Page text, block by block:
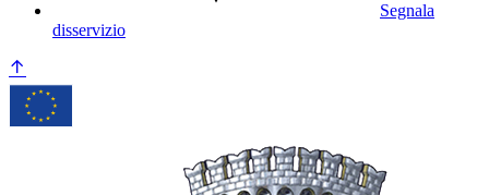
Segnala
disservizio